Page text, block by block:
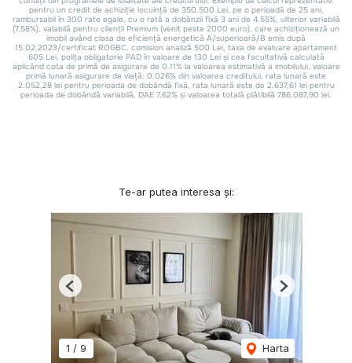
Te-ar putea interesa și:
1 / 9 Harta
Previous Next